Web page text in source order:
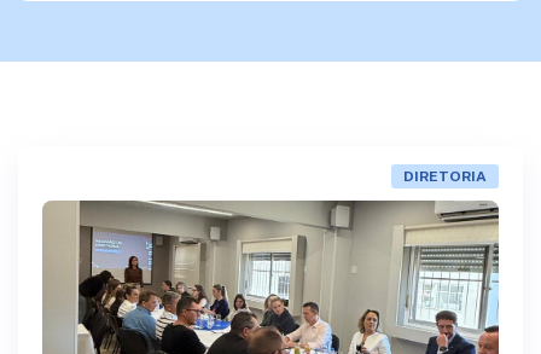
DIRETORIA